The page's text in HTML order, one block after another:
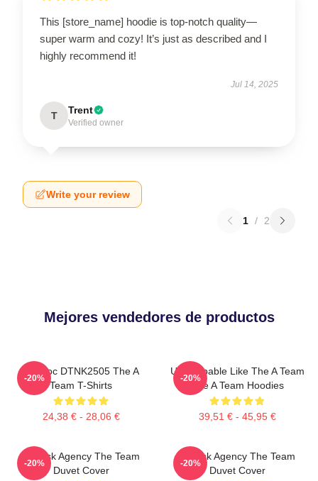
This [store_name] hoodie is top-notch quality—
super warm and cozy! It’s just as described and I
highly recommend it!
Jul 14, 2025
T Trent
Verified owner
Write your review
1 / 2
Mejores vendedores de productos
Murdoc DTNK2505 The A
Team T-Shirts
24,38 € - 28,06 €
-20%
Unstoppable Like The A Team
The A Team Hoodies
39,51 € - 45,95 €
-20%
All-Risk Agency The Team
Duvet Cover
-20%
All Risk Agency The Team
Duvet Cover
-20%